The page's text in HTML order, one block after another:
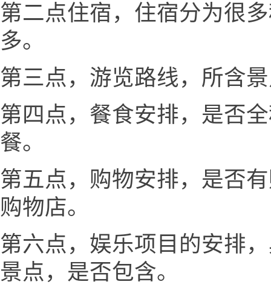
第二点住宿，住宿分为很
多。
第三点，游览路线，所含
第四点，餐食安排，是否
餐。
第五点，购物安排，是否
购物店。
第六点，娱乐项目的安排
景点，是否包含。